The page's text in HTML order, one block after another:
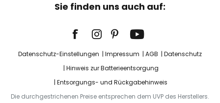
Sie finden uns auch auf:
Datenschutz-Einstellungen Impressum AGB
Datenschutz
Hinweis zur Batterieentsorgung
Entsorgungs- und Rückgabehinweis
Die durchgestrichenen Preise entsprechen dem UVP des Herstellers.